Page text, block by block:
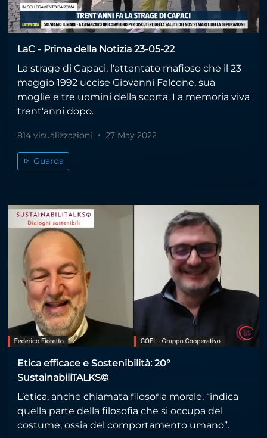
LaC - Prima della Notizia 23-05-22
La strage di Capaci, l'attentato mafioso che il 23
maggio 1992 uccise Giovanni Falcone, sua
moglie e tre uomini della scorta. La memoria viva
trent'anni dopo.
814 visualizzazioni 27 May 2022
Guarda
Etica efficace e Sostenibilità: 20°
SustainabiliTALKS©
L’etica, anche chiamata filosofia morale, “indica
quella parte della filosofia che si occupa del
costume, ossia del comportamento umano”.